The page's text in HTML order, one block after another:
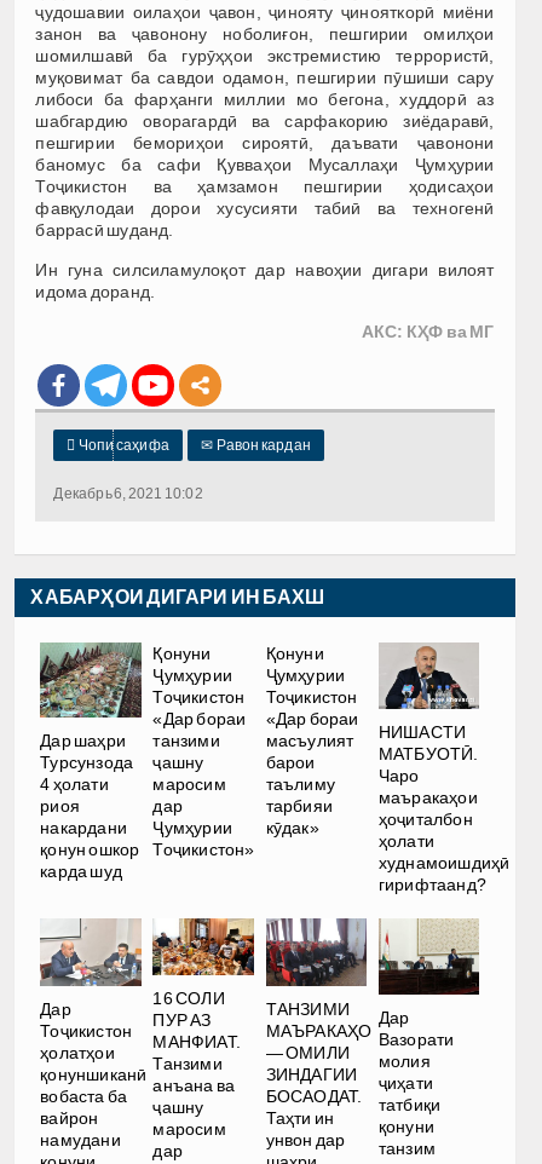
ҷудошавии оилаҳои ҷавон, ҷинояту ҷинояткорӣ миёни
занон ва ҷавонону ноболиғон, пешгирии омилҳои
шомилшавӣ ба гурӯҳҳои экстремистию террористӣ,
муқовимат ба савдои одамон, пешгирии пӯшиши сару
либоси ба фарҳанги миллии мо бегона, худдорӣ аз
шабгардию оворагардӣ ва сарфакорию зиёдаравӣ,
пешгирии бемориҳои сироятӣ, даъвати ҷавонони
баномус ба сафи Қувваҳои Мусаллаҳи Ҷумҳурии
Тоҷикистон ва ҳамзамон пешгирии ҳодисаҳои
фавқулодаи дорои хусусияти табиӣ ва техногенӣ
баррасӣ шуданд.
Ин гуна силсиламулоқот дар навоҳии дигари вилоят
идома доранд.
АКС: КҲФ ва МГ
 Чопи саҳифа ✉ Равон кардан
Декабрь 6, 2021 10:02
ХАБАРҲОИ ДИГАРИ ИН БАХШ
Дар шаҳри
Турсунзода
4 ҳолати
риоя
накардани
қонун ошкор
карда шуд
Қонуни
Ҷумҳурии
Тоҷикистон
«Дар бораи
танзими
ҷашну
маросим
дар
Ҷумҳурии
Тоҷикистон»
Қонуни
Ҷумҳурии
Тоҷикистон
«Дар бораи
масъулият
барои
таълиму
тарбияи
кӯдак»
НИШАСТИ
МАТБУОТӢ.
Чаро
маъракаҳои
ҳоҷиталбон
ҳолати
худнамоишдиҳӣ
гирифтаанд?
Дар
Тоҷикистон
ҳолатҳои
қонуншиканӣ
вобаста ба
вайрон
намудани
16 СОЛИ
ПУР АЗ
МАНФИАТ.
Танзими
анъана ва
ҷашну
маросим
дар
ТАНЗИМИ
МАЪРАКАҲО
— ОМИЛИ
ЗИНДАГИИ
БОСАОДАТ.
Таҳти ин
унвон дар
Дар
Вазорати
молия
ҷиҳати
татбиқи
қонуни
танзим